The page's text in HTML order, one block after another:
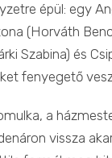
épül: egy
(Horváth
Szabina) és
fenyegető
a
vissza